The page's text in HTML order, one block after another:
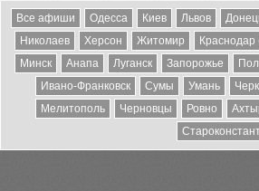
Все афиши Одесса Киев Львов
Николаев
Херсон Житомир Краснодар
Минск
Анапа Луганск Запорожье
Ивано-Франковск
Сумы Умань
Мелитополь
Черновцы Ровно